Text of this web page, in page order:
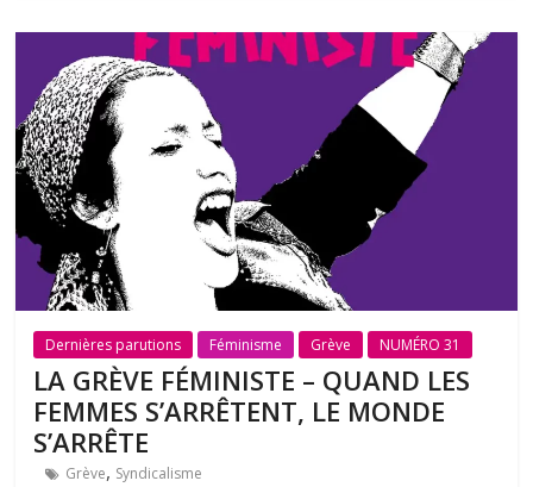
Dernières parutions Féminisme Grève NUMÉRO 31
LA GRÈVE FÉMINISTE – QUAND LES
FEMMES S’ARRÊTENT, LE MONDE
S’ARRÊTE
Grève, Syndicalisme